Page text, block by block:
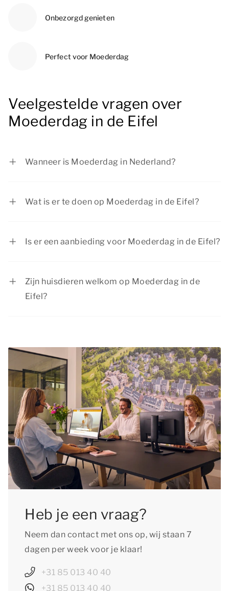
Onbezorgd genieten
Perfect voor Moederdag
Veelgestelde vragen over
Moederdag in de Eifel
Wanneer is Moederdag in Nederland?
Wat is er te doen op Moederdag in de Eifel?
Is er een aanbieding voor Moederdag in de Eifel?
Zijn huisdieren welkom op Moederdag in de
Eifel?
huisdieren toegestaan. Bekijk vooraf de
accommodatiepagina om te zien of huisdieren in
dat type zijn toegestaan en vergeet niet je
huisdier toe te voegen aan je reservering.
Heb je een vraag?
Neem dan contact met ons op, wij staan 7
dagen per week voor je klaar!
+31 85 013 40 40
+31 85 013 40 40